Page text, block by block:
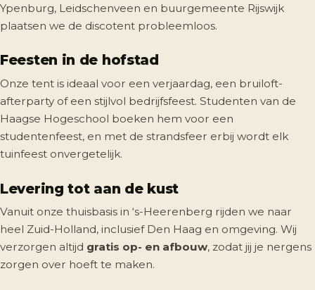
Ypenburg, Leidschenveen en buurgemeente Rijswijk
plaatsen we de discotent probleemloos.
Feesten in de hofstad
Onze tent is ideaal voor een verjaardag, een bruiloft-
afterparty of een stijlvol bedrijfsfeest. Studenten van de
Haagse Hogeschool boeken hem voor een
studentenfeest, en met de strandsfeer erbij wordt elk
tuinfeest onvergetelijk.
Levering tot aan de kust
Vanuit onze thuisbasis in ‘s-Heerenberg rijden we naar
heel Zuid-Holland, inclusief Den Haag en omgeving. Wij
verzorgen altijd gratis op- en afbouw, zodat jij je nergens
zorgen over hoeft te maken.